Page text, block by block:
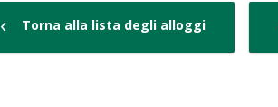
‹ Torna alla lista degli alloggi